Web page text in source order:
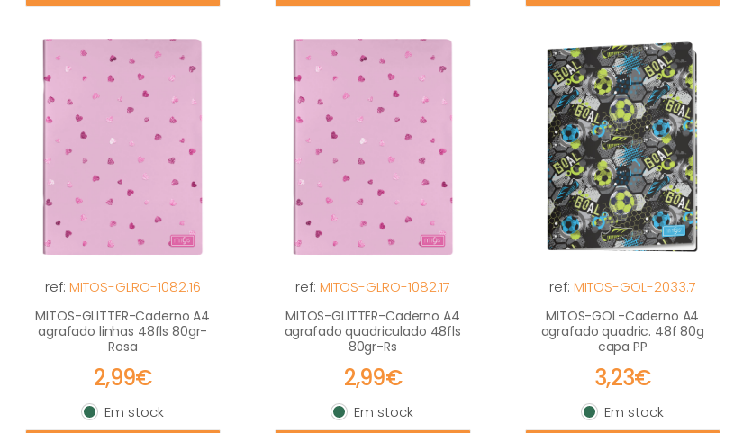
ref: MITOS-GLRO-1082.16
MITOS-GLITTER-Caderno A4
agrafado linhas 48fls 80gr-
Rosa
2,99€
Em stock
Em stock
ref: MITOS-GLRO-1082.17
MITOS-GLITTER-Caderno A4
agrafado quadriculado 48fls
80gr-Rs
2,99€
Em stock
Em stock
ref: MITOS-GOL-2033.7
MITOS-GOL-Caderno A4
agrafado quadric. 48f 80g
capa PP
3,23€
Em stock
Em stock